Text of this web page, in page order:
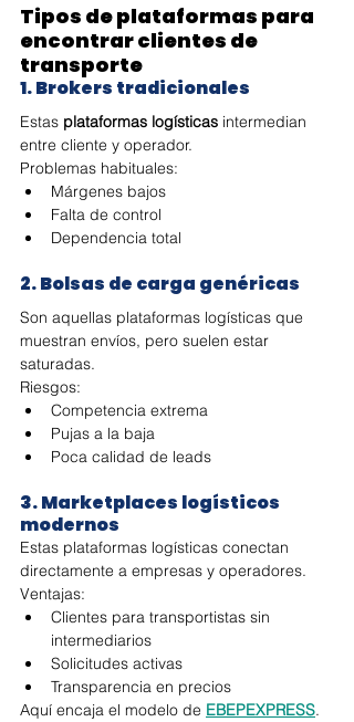
Tipos de plataformas para
encontrar clientes de
transporte
1. Brokers tradicionales
Estas plataformas logísticas intermedian
entre cliente y operador.
Problemas habituales:
Márgenes bajos
Falta de control
Dependencia total
2. Bolsas de carga genéricas
Son aquellas plataformas logísticas que
muestran envíos, pero suelen estar
saturadas.
Riesgos:
Competencia extrema
Pujas a la baja
Poca calidad de leads
3. Marketplaces logísticos
modernos
Estas plataformas logísticas conectan
directamente a empresas y operadores.
Ventajas:
Clientes para transportistas sin
intermediarios
Solicitudes activas
Transparencia en precios
Aquí encaja el modelo de EBEPEXPRESS.